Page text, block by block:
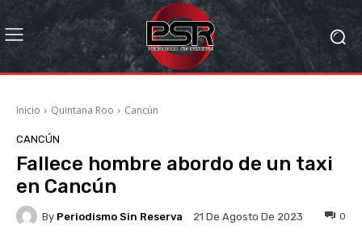
Inicio Quintana Roo Cancún
CANCÚN
Fallece hombre abordo de un taxi
en Cancún
By Periodismo Sin Reserva 21 De Agosto De 2023 0